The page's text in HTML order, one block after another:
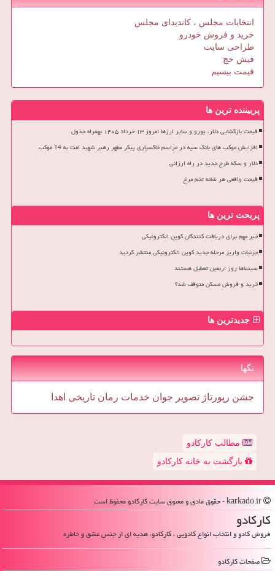
انتخابات مجلس ، کاندیدای مجلس
خرید و فروش خودرو
طراحی سایت
فیش حج
قیمت بیسیم
پربیننده ترین ها
قیمت بازگشایی دلار، یورو و سایر ارزها امروز ۱۳ خرداد ۱۴۰۵ بهمراه جدول
افزایش موکب های بانک سپه در مراسم خاکسپاری پیکر مطهر رهبر شهید امت به 14 موکب
دلار و سکه طرح جدید در راه ارزانی
قیمت واقعی هر شانه تخم مرغ
پربحث ترین ها
خبر مهم برای دریافت کنندگان کوپن الکترونیکی
جزئیات واریز مرحله جدید کوپن الکترونیکی منتشر گردید
سینماها روز اربعین تعطیل هستند
خرید و فروش مسکن متوقف شد؟
جدیدترین ها
تگها
جشن رپورتاژ تصویر جوان خدمات رمان تاریخی اهدا
مطالب کارکادو
بازگشت به خانه کارکادو
كاركادو
فروش کادو و انتخاب انواع کادویی ، کارکادو، هدیه ای از جنس عشق و خاطره
صفحات كاركادو